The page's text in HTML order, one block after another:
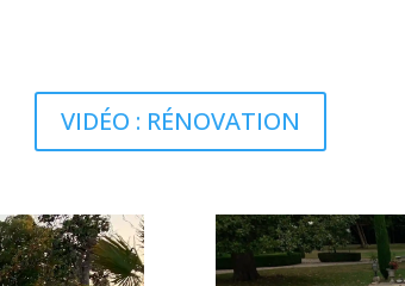
VIDÉO : RÉNOVATION